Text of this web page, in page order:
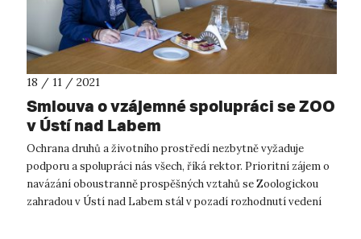
18 / 11 / 2021
Smlouva o vzájemné spolupráci se ZOO
v Ústí nad Labem
Ochrana druhů a životního prostředí nezbytně vyžaduje
podporu a spolupráci nás všech, říká rektor. Prioritní zájem o
navázání oboustranně prospěšných vztahů se Zoologickou
zahradou v Ústí nad Labem stál v pozadí rozhodnutí vedení